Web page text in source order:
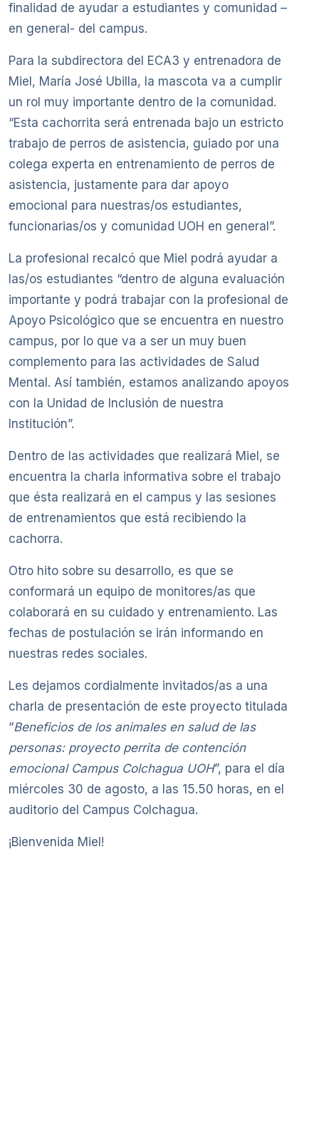
finalidad de ayudar a estudiantes y comunidad –
en general- del campus.
Para la subdirectora del ECA3 y entrenadora de
Miel, María José Ubilla, la mascota va a cumplir
un rol muy importante dentro de la comunidad.
“Esta cachorrita será entrenada bajo un estricto
trabajo de perros de asistencia, guiado por una
colega experta en entrenamiento de perros de
asistencia, justamente para dar apoyo
emocional para nuestras/os estudiantes,
funcionarias/os y comunidad UOH en general”.
La profesional recalcó que Miel podrá ayudar a
las/os estudiantes “dentro de alguna evaluación
importante y podrá trabajar con la profesional de
Apoyo Psicológico que se encuentra en nuestro
campus, por lo que va a ser un muy buen
complemento para las actividades de Salud
Mental. Así también, estamos analizando apoyos
con la Unidad de Inclusión de nuestra
Institución”.
Dentro de las actividades que realizará Miel, se
encuentra la charla informativa sobre el trabajo
que ésta realizará en el campus y las sesiones
de entrenamientos que está recibiendo la
cachorra.
Otro hito sobre su desarrollo, es que se
conformará un equipo de monitores/as que
colaborará en su cuidado y entrenamiento. Las
fechas de postulación se irán informando en
nuestras redes sociales.
Les dejamos cordialmente invitados/as a una
charla de presentación de este proyecto titulada
“Beneficios de los animales en salud de las
personas: proyecto perrita de contención
emocional Campus Colchagua UOH”, para el día
miércoles 30 de agosto, a las 15.50 horas, en el
auditorio del Campus Colchagua.
¡Bienvenida Miel!